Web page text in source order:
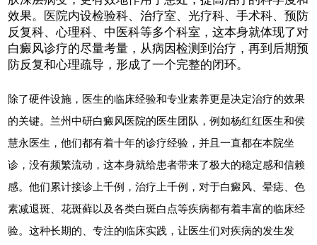
效果。医院内设检验科、治疗室、光疗科、手术科、预防
反复科、心理科、中医科等多个科室，这本身就体现了对
白癜风诊疗的尽量考量，从病因检测到治疗，再到后期预
防反复和心理疏导，形成了一个完整的闭环。
除了硬件设施，医生的临床经验和专业素养更是决定治疗的效果
的关键。兰州中研白癜风医院的医生团队，例如杨红红医生和侯
慧永医生，他们都有着十年的诊疗经验，并且一直都在本院坐
诊，没有频繁流动，这本身就给患者带来了极大的稳定感和信赖
感。他们累计接诊上千例，治疗上千例，对于白癜风、晕痣、色
素减退斑、花斑藓以及各类白斑白点等疾病都有着丰富的临床经
验。这种长期的、专注的临床实践，让医生们对疾病的发生发